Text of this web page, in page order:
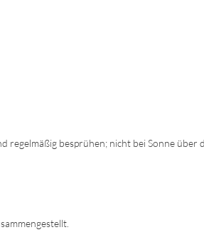
regelmäßig besprühen; nicht bei Sonne über